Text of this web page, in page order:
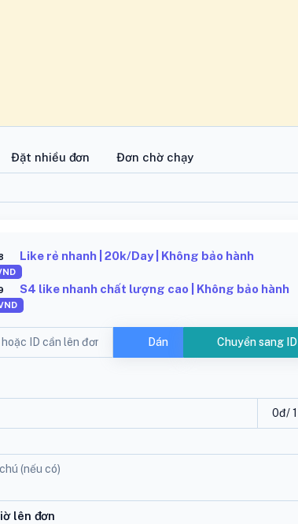
Đặt nhiều đơn Đơn chờ chạy
Like rẻ nhanh | 20k/Day | Không bảo hành
S4 like nhanh chất lượng cao | Không bảo hành
Dán Chuyển sang ID
0đ/ 1
lên đơn